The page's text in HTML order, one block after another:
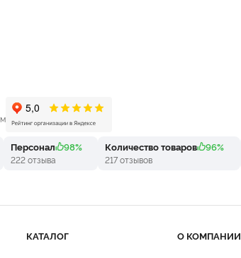
Персонал 98%
222 отзыва
Количество товаров 96%
217 отзывов
КАТАЛОГ О КОМПАНИИ